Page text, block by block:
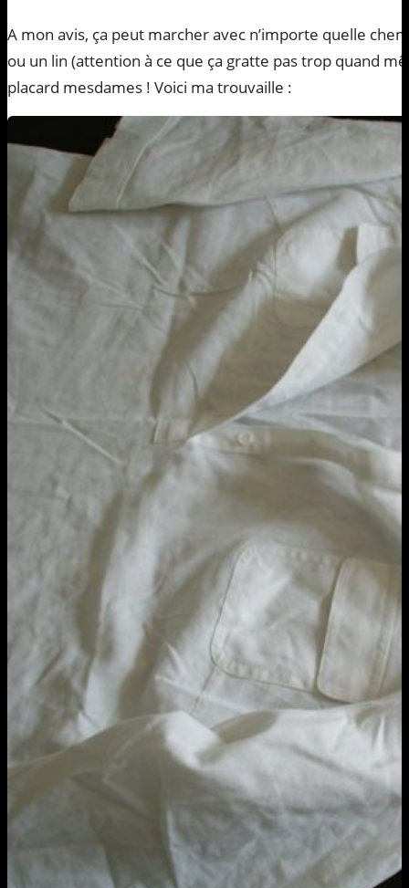
A mon avis, ça peut marcher avec n’importe quelle
ou un lin (attention à ce que ça gratte pas trop quand
placard mesdames ! Voici ma trouvaille :